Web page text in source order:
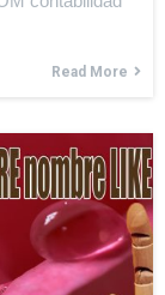
Read More